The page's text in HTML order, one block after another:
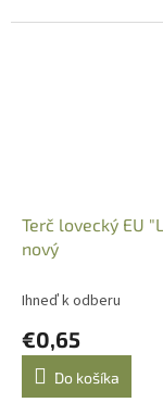
Terč lovecký EU
nový
Ihneď k odberu
€0,65
Do košíka